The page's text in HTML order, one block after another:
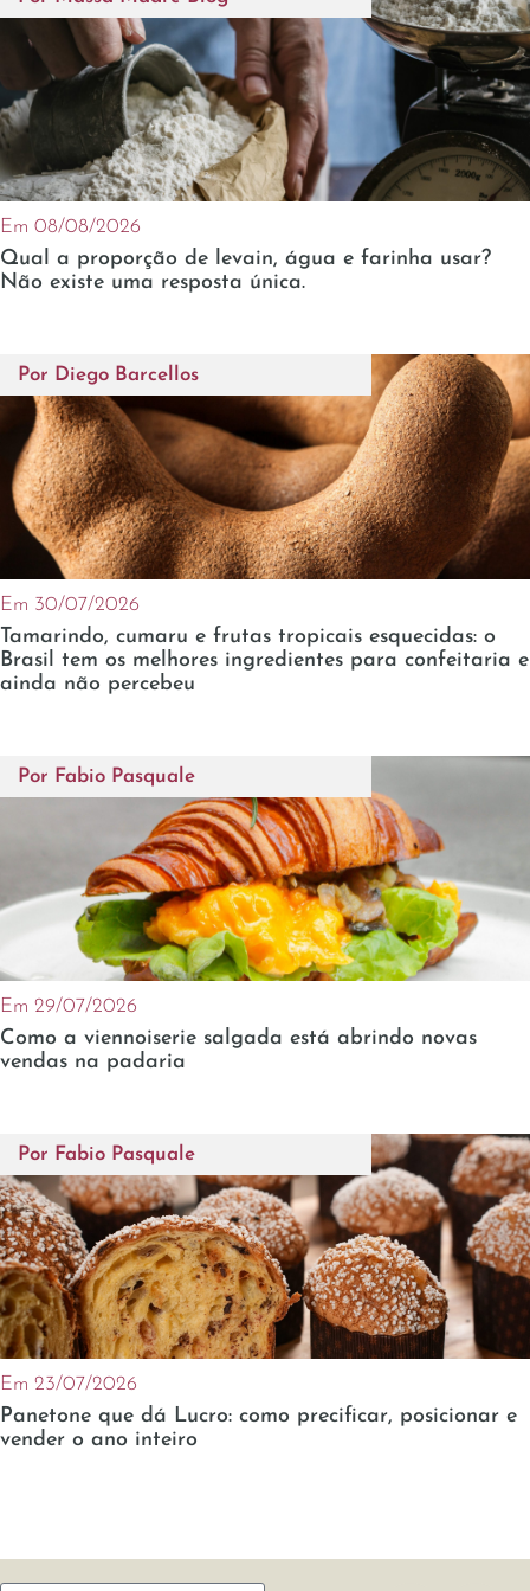
Em 08/08/2026
Qual a proporção de levain, água e farinha usar?
Não existe uma resposta única.
Por Diego Barcellos
Em 30/07/2026
Tamarindo, cumaru e frutas tropicais esquecidas: o
Brasil tem os melhores ingredientes para confeitaria e
ainda não percebeu
Por Fabio Pasquale
Em 29/07/2026
Como a viennoiserie salgada está abrindo novas
vendas na padaria
Por Fabio Pasquale
Em 23/07/2026
Panetone que dá Lucro: como precificar, posicionar e
vender o ano inteiro